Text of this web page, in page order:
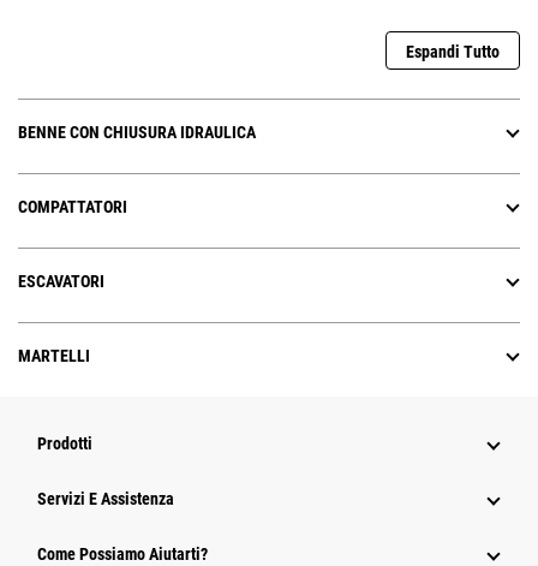
Espandi Tutto
BENNE CON CHIUSURA IDRAULICA
COMPATTATORI
ESCAVATORI
MARTELLI
Prodotti
Servizi E Assistenza
Come Possiamo Aiutarti?